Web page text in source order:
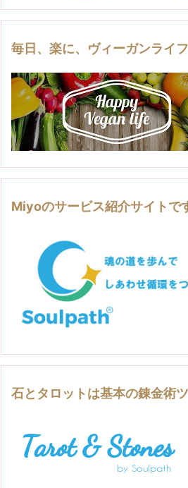
毎日、楽に、ヴィーガンライ
Miyoのサービス紹介サイトで
石とタロットは基本の錬金術